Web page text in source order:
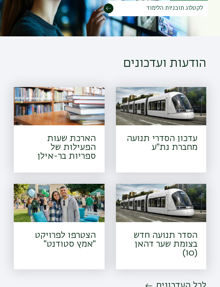
לקטלוג תוכניות הלימוד
הודעות ועדכונים
עדכון הסדרי תנועה
מחברת נת"ע
הארכת שעות
הפעילות של
ספריות בר-אילן
הסדר תנועה חדש
בצומת שער דהאן
(10)
הצטרפו לפרויקט
"אמץ סטודנט"